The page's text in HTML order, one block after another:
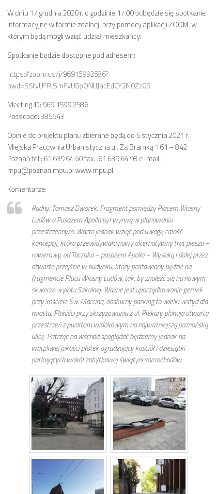
Nowy projekt organizacji ruchu – Szyperska – Piaskowa
Strefa Tempo 30
Strefa Tempo 30 – Opinia Rady Osiedla
Strefa Tempo 30 – etap II i III
Strefa Tempo 30 – etap IV
Nowa organizacja ruchu – ul. Św. Marcin, Ratajczaka, Al.
Marcinkowskiego (Tempo 30)
Galeria
Kontakt
W dniu 17 grudnia 2020 r. o godzinie 17.00 odbędzie się spotkanie
informacyjne w formie zdalnej, przy pomocy aplikacji ZOOM, w
którym będą mogli wziąć udział mieszkańcy:
Spotkanie będzie dostępne pod adresem:
https://zoom.us/j/96915992586?
pwd=SStvUFRiSmFvUGpQNUJacEdCY2N0Zz09
Meeting ID: 969 1599 2586
Passcode: 385543
Opinie do projektu planu zbierane będą do 5 stycznia 2021 r.
Miejska Pracownia Urbanistyczna ul. Za Bramką 1 61 – 842
Poznań tel.: 61 639 64 60 fax.: 61 639 64 98 e-mail:
mpu@poznan.mpu.pl www.mpu.pl
Komentarze:
Radny: Tomasz Dworek. Fragment pomiędzy Placem Wiosny
Ludów a Pasażem Apollo był wyrwą w planowaniu
przestrzennym. Warto jednak wziąć pod uwagę całość
koncepcji, która przewidywała nowy alternatywny trat pieszo –
rowerowy, od Taczaka – pasażem Apollo – Wysoką i dalej przez
otwarte przejście w budynku, który postawiony będzie na
fragmencie Placu Wiosny Ludów, tak, by znaleźć się na nowym
skwerze wylotu Szkolnej. Ważne jest uporządkowanie gemeli
przy kościele Św. Marcina, obskurny parking to wielki wstyd dla
miasta. Planiści przy skrzyżowaniu z ul. Piekary planują otwartą
przestrzeń z punktem widokowym na najważniejszą poznańską
ulicę. Patrząc na wschód spoglądać będziemy jednak na
wątpliwej jakości płotek ogradzający kościół i dziesiątki
parkujących wokół zabytkowej świątyni samochodów.